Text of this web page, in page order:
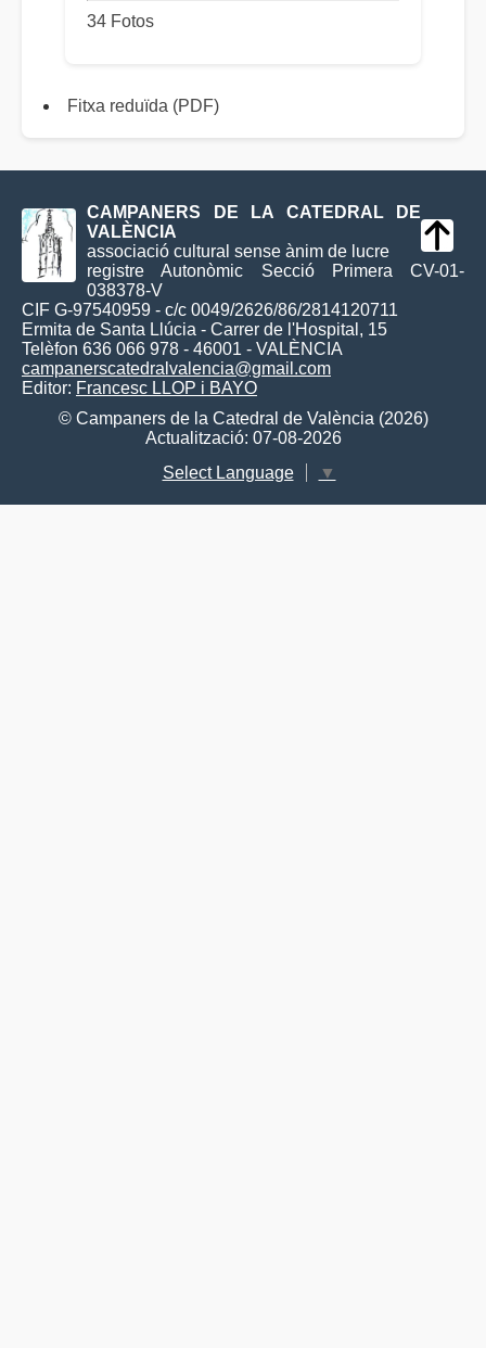
34 Fotos
Fitxa reduïda (PDF)
CAMPANERS DE LA CATEDRAL DE
VALÈNCIA
associació cultural sense ànim de lucre
registre Autonòmic Secció Primera CV-01-
038378-V
CIF G-97540959 - c/c 0049/2626/86/2814120711
Ermita de Santa Llúcia - Carrer de l'Hospital, 15
Telèfon 636 066 978 - 46001 - VALÈNCIA
campanerscatedralvalencia@gmail.com
Editor: Francesc LLOP i BAYO
© Campaners de la Catedral de València (2026)
Actualització: 07-08-2026
Select Language
▼